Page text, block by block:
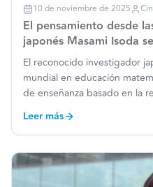
10 de noviembre de 2025
El pensamiento desde
japonés Masami Isoda
transformar la
El reconocido investigador
mundial en educación
de enseñanza basado en la
internacional al Centro de
(CMM). Su m…
Leer más